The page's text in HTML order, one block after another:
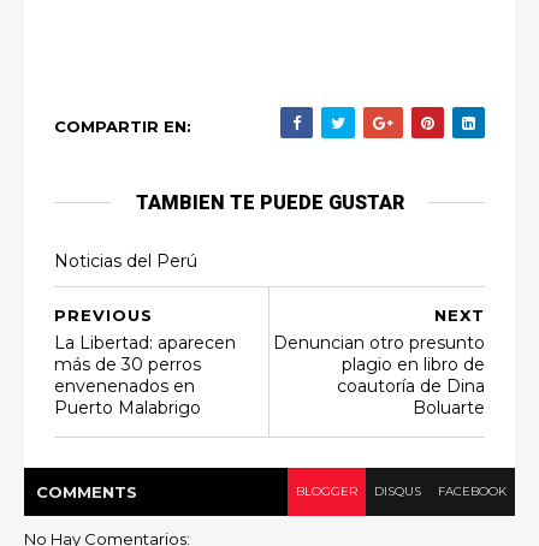
COMPARTIR EN:
TAMBIEN TE PUEDE GUSTAR
Noticias del Perú
NEXT
Denuncian otro presunto
plagio en libro de
coautoría de Dina
Boluarte
PREVIOUS
La Libertad: aparecen
más de 30 perros
envenenados en
Puerto Malabrigo
COMMENTS BLOGGER DISQUS FACEBOOK
No Hay Comentarios: